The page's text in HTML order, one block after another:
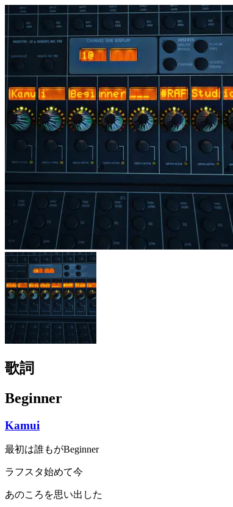
歌詞
Beginner
Kamui
最初は誰もがBeginner
ラフスタ始めて今
あのころを思い出した